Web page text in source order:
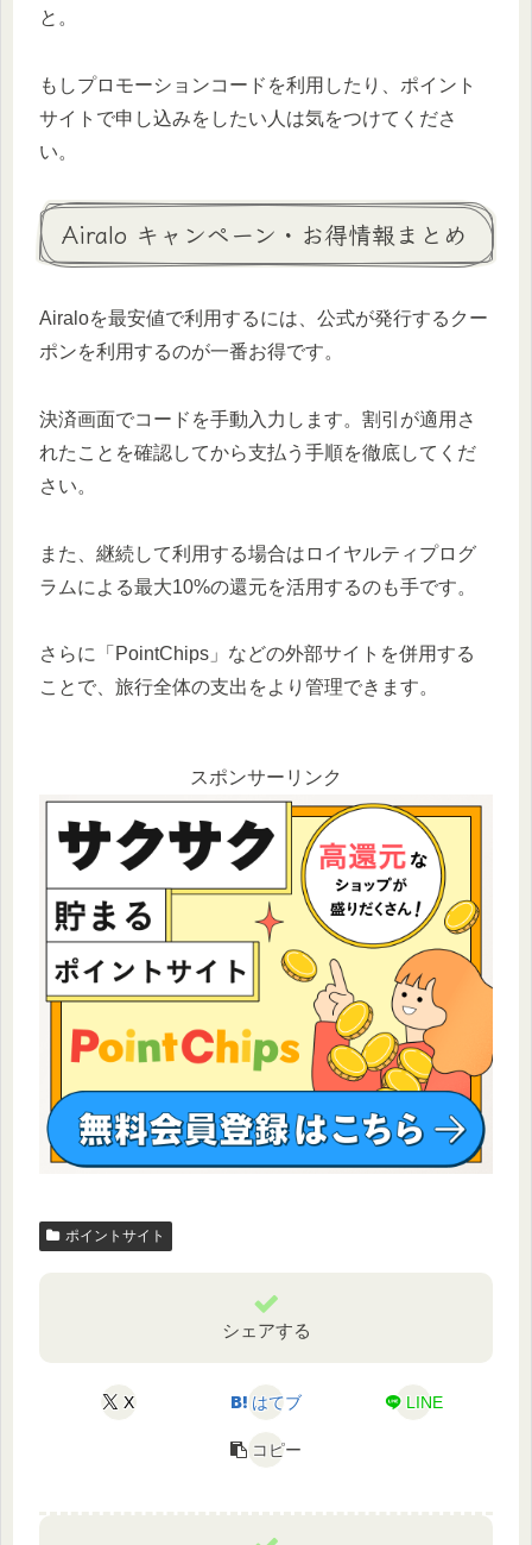
と。
もしプロモーションコードを利用したり、ポイント
サイトで申し込みをしたい人は気をつけてくださ
い。
Airalo キャンペーン・お得情報まとめ
Airaloを最安値で利用するには、公式が発行するクー
ポンを利用するのが一番お得です。
決済画面でコードを手動入力します。割引が適用さ
れたことを確認してから支払う手順を徹底してくだ
さい。
また、継続して利用する場合はロイヤルティプログ
ラムによる最大10%の還元を活用するのも手です。
さらに「PointChips」などの外部サイトを併用する
ことで、旅行全体の支出をより管理できます。
スポンサーリンク
ポイントサイト
シェアする
X はてブ LINE
コピー